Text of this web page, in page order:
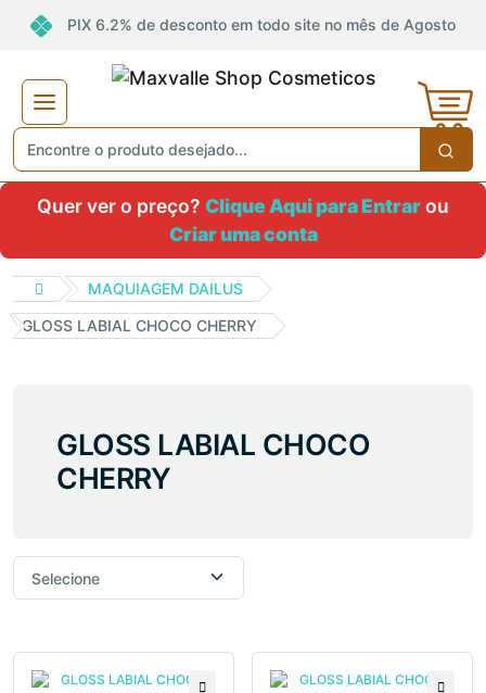
PIX 6.2% de desconto em todo site no mês de Agosto
Quer ver o preço? Clique Aqui para Entrarou
Criar uma conta
MAQUIAGEM DAILUS
GLOSS LABIAL CHOCO CHERRY
GLOSS LABIAL CHOCO
CHERRY